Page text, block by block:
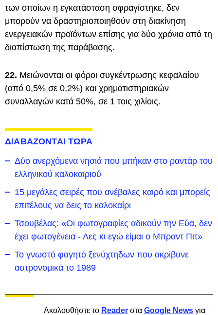
των οποίων η εγκατάσταση σφραγίστηκε, δεν
μπορούν να δραστηριοποιηθούν στη διακίνηση
ενεργειακών προϊόντων επίσης για δύο χρόνια από τη
διαπίστωση της παράβασης.
22. Μειώνονται οι φόροι συγκέντρωσης κεφαλαίου
(από 0,5% σε 0,2%) και χρηματιστηριακών
συναλλαγών κατά 50%, σε 1 τοις χιλίοις.
ΔΙΑΒΑΖΟΝΤΑΙ ΤΩΡΑ
Δύο ανερχόμενα νησιά που μπήκαν στο ραντάρ του
ελληνικού καλοκαιριού
15 μεγάλες σειρές που ανέβαλες καιρό και μπορείς
επιτέλους να δεις το καλοκαίρι
Τσουβέλας: «Οι φωτογραφίες αδικούν την Εύα, δεν
έχει φωτογένεια - Λες κι εγώ είμαι ο Μπραντ Πιτ»
Το γνωστό φαγητό ξενύχτηδων που ακρίβυνε
αστρονομικά το 1989
Ακολουθήστε το Reader στα Google News για